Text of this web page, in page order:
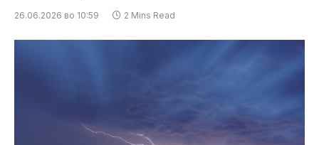
26.06.2026 во 10:59 2 Mins Read